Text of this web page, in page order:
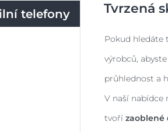
telefony Tvrzená
Pokud hledáte
výrobců,
průhlednost a
V naší nabídce
tvoří zaoblené